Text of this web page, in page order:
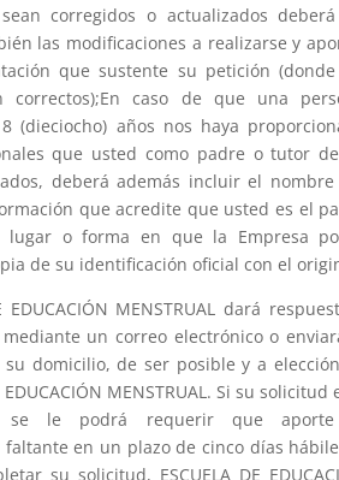
corregidos o actualizados
las modificaciones a realizarse y
que sustente su petición
correctos);En caso de que una
(dieciocho) años nos haya
que usted como padre o tutor
deberá además incluir el
que acredite que usted es el
lugar o forma en que la Empresa
de su identificación oficial con el
EDUCACIÓN MENSTRUAL dará
un correo electrónico o
su domicilio, de ser posible y a
EDUCACIÓN MENSTRUAL. Si su solicitud
se le podrá requerir que
en un plazo de cinco días
su solicitud, ESCUELA DE